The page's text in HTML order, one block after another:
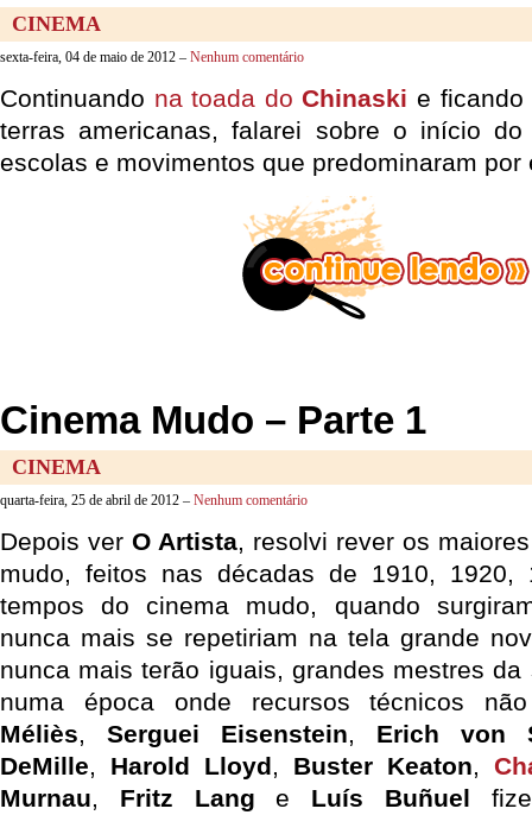
CINEMA
sexta-feira, 04 de maio de 2012 – Nenhum comentário
Continuando na toada doChinaski e ficando
terras americanas, falarei sobre o início
escolas e movimentos que predominaram por
Cinema Mudo – Parte 1
CINEMA
quarta-feira, 25 de abril de 2012 – Nenhum comentário
Depois ver O Artista, resolvi rever os
mudo, feitos nas décadas de 1910, 1920,
tempos do cinema mudo, quando
nunca mais se repetiriam na tela grande
nunca mais terão iguais, grandes mestres
numa época onde recursos técnicos
Méliès, Serguei Eisenstein, Erich von
DeMille, Harold Lloyd, Buster Keaton,
Murnau, Fritz Lang e Luís Buñuel